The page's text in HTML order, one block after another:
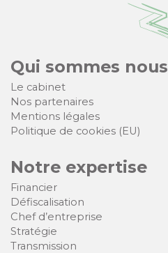
Qui sommes nous
Le cabinet
Nos partenaires
Mentions légales
Politique de cookies (EU)
Notre expertise
Financier
Défiscalisation
Chef d’entreprise
Stratégie
Transmission